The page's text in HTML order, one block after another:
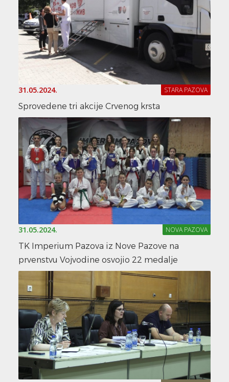
31.05.2024. STARA PAZOVA
Sprovedene tri akcije Crvenog krsta
31.05.2024. NOVA PAZOVA
TK Imperium Pazova iz Nove Pazove na
prvenstvu Vojvodine osvojio 22 medalje